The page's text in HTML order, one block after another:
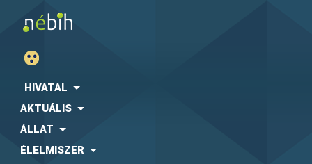
HIVATAL
AKTUÁLIS
ÁLLAT
ÉLELMISZER